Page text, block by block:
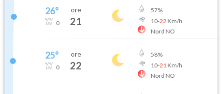
26°
0
ore
21
57%
10-22 Km/h
Nord NO
25°
0
ore
22
58%
10-21 Km/h
Nord NO